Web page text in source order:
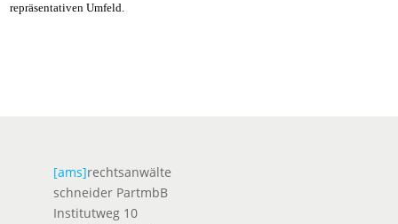
repräsentativen Umfeld.
[ams]rechtsanwälte
schneider PartmbB
Institutweg 10